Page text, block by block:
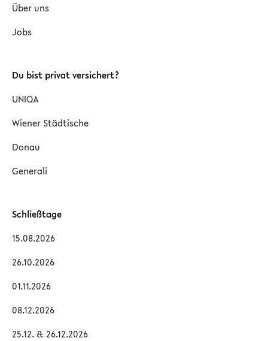
Über uns
Jobs
Du bist privat versichert?
UNIQA
Wiener Städtische
Donau
Generali
Schließtage
15.08.2026
26.10.2026
01.11.2026
08.12.2026
25.12. & 26.12.2026